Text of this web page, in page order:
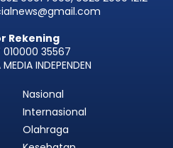
Rekening
010000 35567
INDEPENDEN
Nasional
Internasional
Olahraga